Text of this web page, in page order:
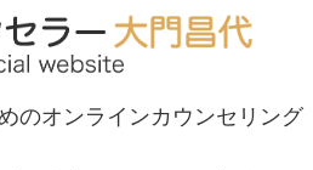
のオンラインカウンセリング